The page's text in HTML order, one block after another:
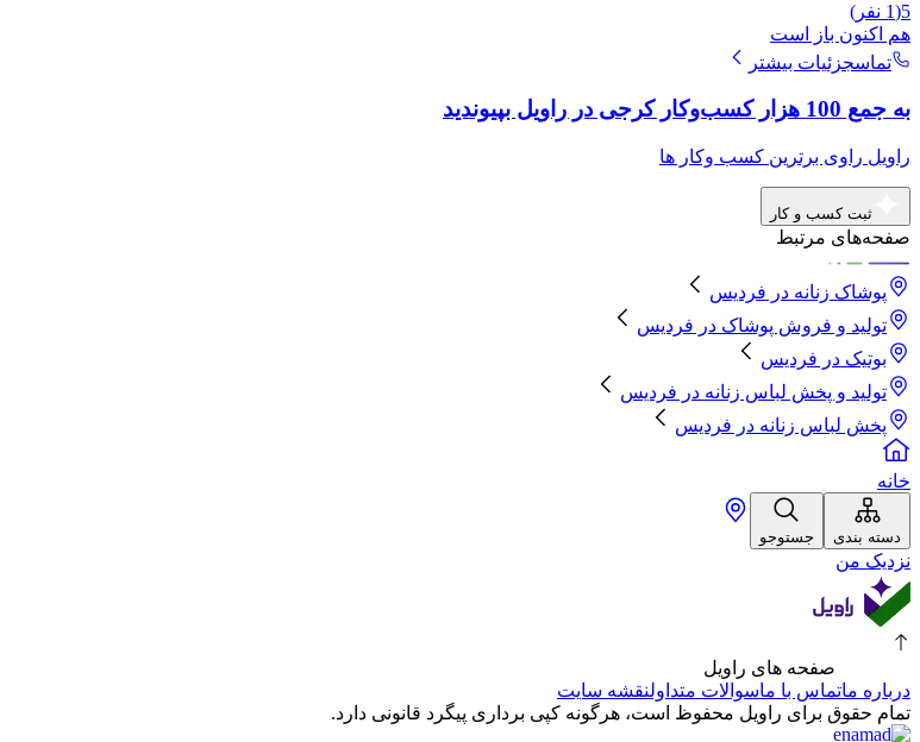
5
(
1 نفر)
هم اکنون باز است
تماسجزئیات بیشتر
به جمع 100 هزار کسب‌وکار کرجی در راویل بپیوندید
راویل راوی برترین کسب وکار ها
ثبت کسب و کار
صفحه‌های مرتبط
پوشاک زنانه در فردیس
تولید و فروش پوشاک در فردیس
بوتیک در فردیس
تولید و پخش لباس زنانه در فردیس
پخش لباس زنانه در فردیس
خانه
دسته بندی جستوجو
نزدیک من
صفحه های راویل
درباره ماتماس با ماسوالات متداولنقشه سایت
تمام حقوق برای راویل محفوظ است، هرگونه کپی برداری پیگرد قانونی دارد.